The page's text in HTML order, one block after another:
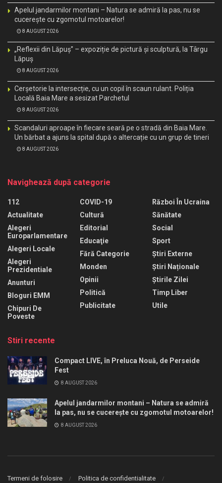
Apelul jandarmilor montani – Natura se admiră la pas, nu se
cucerește cu zgomotul motoarelor!
8 AUGUST 2026
„Reflexii din Lăpuș” – expoziție de pictură și sculptură, la Târgu
Lăpuș
8 AUGUST 2026
Cerșetorie la intersecție, cu un copil în scaun rulant. Poliția
Locală Baia Mare a sesizat Parchetul
8 AUGUST 2026
Scandaluri aproape în fiecare seară pe o stradă din Baia Mare.
Un bărbat a ajuns la spital după o altercație cu un grup de tineri
8 AUGUST 2026
Navighează după categorie
112
Actualitate
Alegeri
Europarlamentare
Alegeri Locale
Alegeri
Prezidentiale
Anunturi
Bloguri EMM
Chipuri De
Poveste
COVID-19
Cultură
Editorial
Educaţie
Fără Categorie
Monden
Opinii
Politică
Publicitate
Război În Ucraina
Sănătate
Social
Sport
Știri Externe
Știri Naționale
Știrile Zilei
Timp Liber
Utile
Stiri recente
Compact LIVE, în Preluca Nouă, de Perseide
Fest
8 AUGUST 2026
Apelul jandarmilor montani – Natura se admiră
la pas, nu se cucerește cu zgomotul motoarelor!
8 AUGUST 2026
Termeni de folosire Politica de confidentialitate